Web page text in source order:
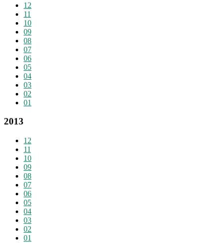
12
11
10
09
08
07
06
05
04
03
02
01
2013
12
11
10
09
08
07
06
05
04
03
02
01